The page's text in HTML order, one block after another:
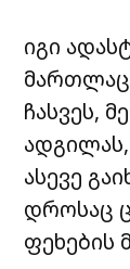
იგი
მართლაც
ჩასვეს,
ადგილას,
ასევე
დროსაც
ფეხების